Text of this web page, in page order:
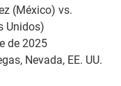
(México) vs.
Unidos)
de 2025
Nevada, EE. UU.